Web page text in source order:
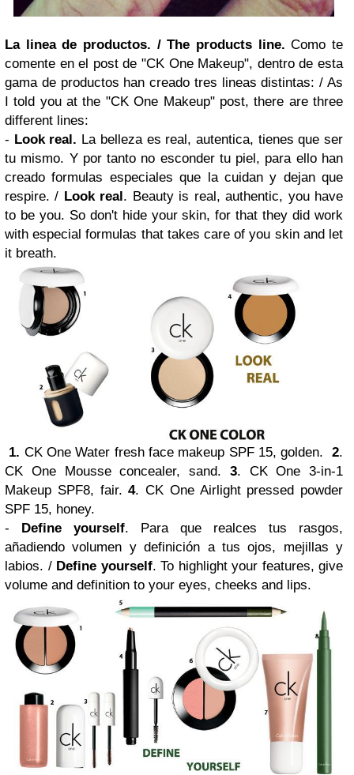
La linea de productos. / The products line.Como te
comente en el post de "CK One Makeup", dentro de esta
gama de productos han creado tres lineas distintas: / As
I told you at the "CK One Makeup" post, there are three
different lines:
- Look real. La belleza es real, autentica, tienes que ser
tu mismo. Y por tanto no esconder tu piel, para ello han
creado formulas especiales que la cuidan y dejan que
respire. / Look real . Beauty is real, authentic, you have
to be you. So don't hide your skin, for that they did work
with especial formulas that takes care of you skin and let
it breath.
1. CK One Water fresh face makeup SPF 15, golden.2.
CK One Mousse concealer, sand. 3. CK One 3-in-1
Makeup SPF8, fair.4. CK One Airlight pressed powder
SPF 15, honey.
- Define yourself. Para que realces tus rasgos,
añadiendo volumen y definición a tus ojos, mejillas y
labios. / Define yourself. To highlight your features, give
volume and definition to your eyes, cheeks and lips.